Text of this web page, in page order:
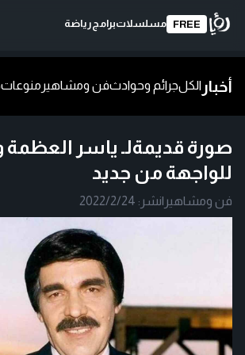
FREE مسلسلاتبرامج رياضة
أخبار الكلجرائم وحوادثفن ومشاهير منوعات
صورة قديمةلـ ياسر العظمة
للواجهة من جديد
فن ومشاهير |نشر: 2022/2/24